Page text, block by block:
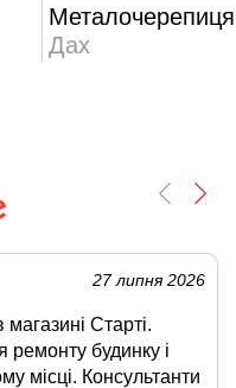
Металочерепиця
Дах
27 липня 2026
Старті.
ремонту будинку і
місці. Консультанти